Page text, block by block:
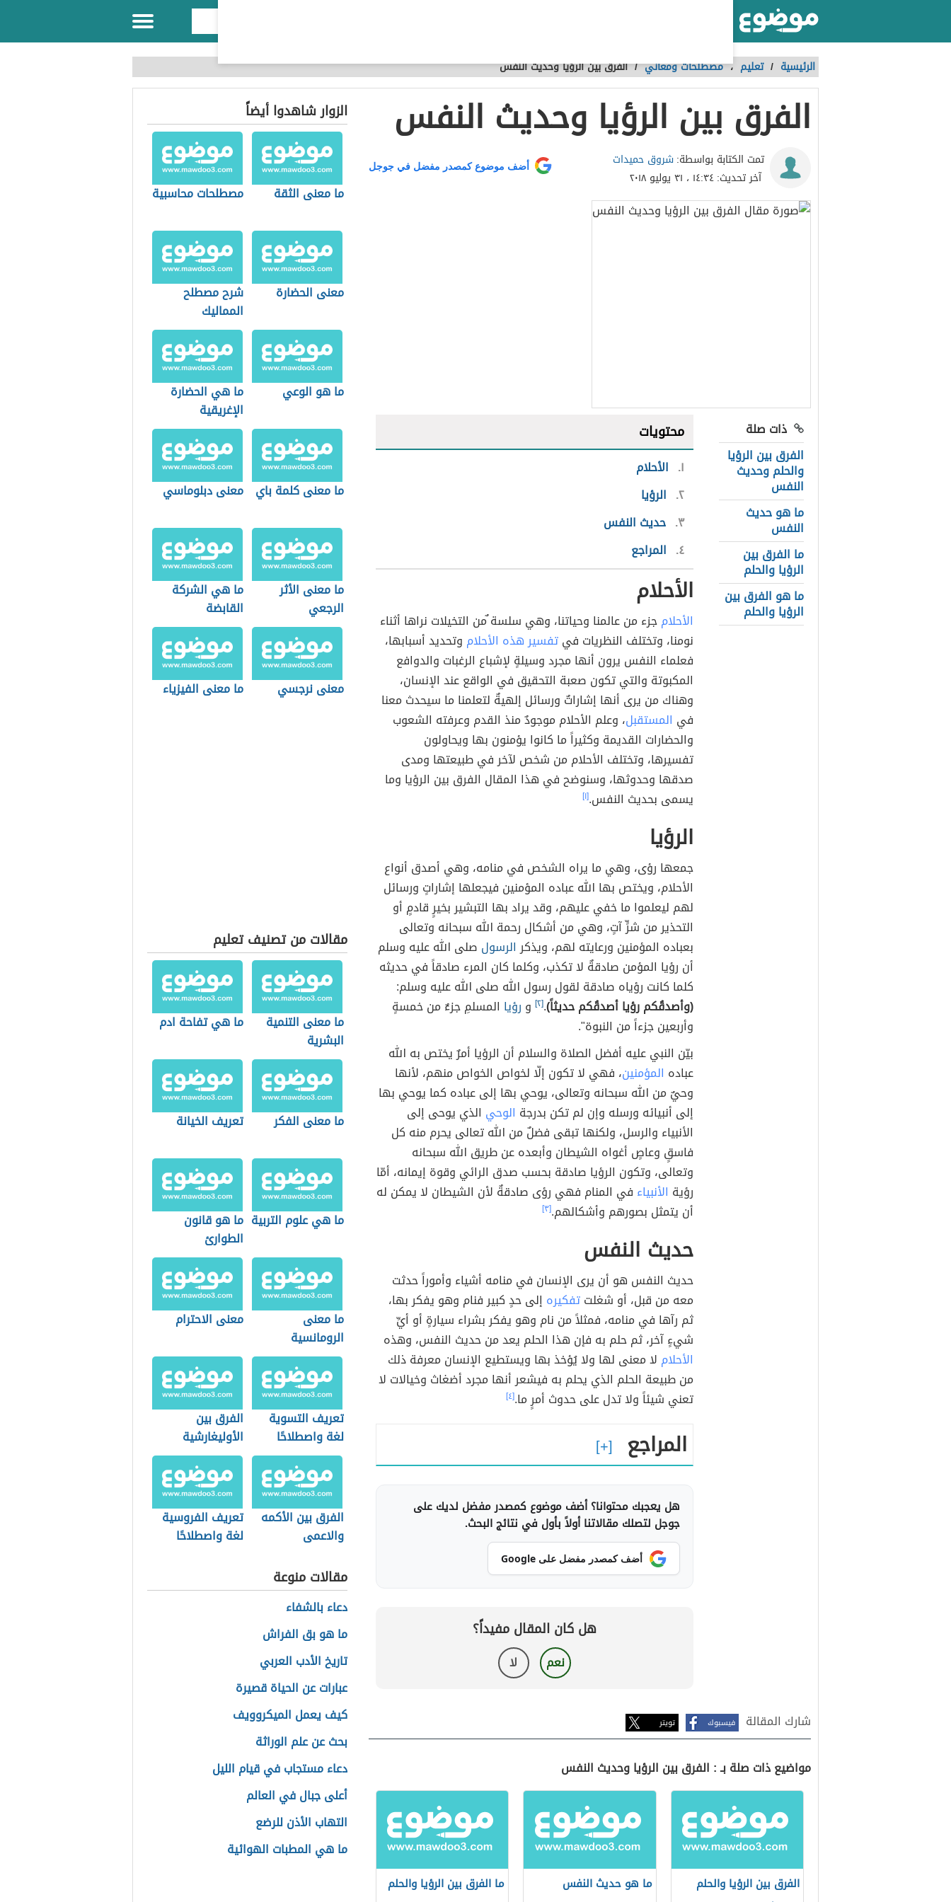
الرئيسية / تعليم ،مصطلحات ومعاني /الفرق بين الرؤيا وحديث النفس
الفرق بين الرؤيا وحديث النفس
تمت الكتابة بواسطة:شروق حميدات
آخر تحديث:١٤:٣٤ ، ٣١ يوليو ٢٠١٨
أضف موضوع كمصدر مفضل في جوجل
ذات صلة
الفرق بين الرؤيا
والحلم وحديث
النفس
ما هو حديث
النفس
ما الفرق بين
الرؤيا والحلم
ما هو الفرق بين
الرؤيا والحلم
محتويات
١ الأحلام
٢ الرؤيا
٣ حديث النفس
٤ المراجع
الأحلام
الأحلامجزء من عالمنا وحياتنا، وهي سلسة ٌمن التخيلات نراها أثناء
نومنا، وتختلف النظريات فيتفسير هذه الأحلام وتحديد أسبابها،
فعلماء النفس يرون أنها مجرد وسيلةٍ لإشباع الرغبات والدوافع
المكبوتة والتي تكون صعبة التحقيق في الواقع عند الإنسان،
وهناك من يرى أنها إشاراتٌ ورسائل إلهيةٌ لتعلمنا ما سيحدث معنا
في المستقبل، وعلم الأحلام موجودٌ منذ القدم وعرفته الشعوب
والحضارات القديمة وكثيراً ما كانوا يؤمنون بها ويحاولون
تفسيرها، وتختلف الأحلام من شخص لآخر في طبيعتها ومدى
صدقها وحدوثها، وسنوضح في هذا المقال الفرق بين الرؤيا وما
يسمى بحديث النفس.[١]
الرؤيا
جمعها رؤى، وهي ما يراه الشخص في منامه، وهي أصدق أنواع
الأحلام، ويختص بها الله عباده المؤمنين فيجعلها إشاراتٍ ورسائل
لهم ليعلموا ما خفي عليهم، وقد يراد بها التبشير بخيرٍ قادمٍ أو
التحذير من شرٍّ آتٍ، وهي من أشكال رحمة الله سبحانه وتعالى
بعباده المؤمنين ورعايته لهم، ويذكرالرسول صلى الله عليه وسلم
أن رؤيا المؤمن صادقةٌ لا تكذب، وكلما كان المرء صادقاً في حديثه
كلما كانت رؤياه صادقة لقول رسول الله صلى الله عليه وسلم:
(وأصدقُكم رؤيا أصدقُكم حديثاً).[٢] و رؤيا المسلمِ جزءٌ من خمسةٍ
وأربعين جزءاً من النبوة".
بيّن النبي عليه أفضل الصلاة والسلام أن الرؤيا أمرٌ يختص به الله
عباده المؤمنين، فهي لا تكون إلّا لخواص الخواص منهم، لأنها
وحيٌ من الله سبحانه وتعالى، يوحي بها إلى عباده كما يوحي بها
إلى أنبيائه ورسله وإن لم تكن بدرجة الوحي الذي يوحى إلى
الأنبياء والرسل، ولكنها تبقى فضلٌ من الله تعالى يحرم منه كل
فاسقٍ وعاصٍ أغواه الشيطان وأبعده عن طريق الله سبحانه
وتعالى، وتكون الرؤيا صادقة بحسب صدق الرائي وقوة إيمانه، أمّا
رؤية الأنبياء في المنام فهي رؤى صادقةٌ لأن الشيطان لا يمكن له
أن يتمثل بصورهم وأشكالهم.[٣]
حديث النفس
حديث النفس هو أن يرى الإنسان في منامه أشياء وأموراً حدثت
معه من قبل، أو شغلتتفكيره إلى حدٍ كبير فنام وهو يفكر بها،
ثم رآها في منامه، فمثلاً من نام وهو يفكر بشراء سيارةٍ أو أيِّ
شيءٍ آخر، ثم حلم به فإن هذا الحلم يعد من حديث النفس، وهذه
الأحلام لا معنى لها ولا يُؤخذ بها ويستطيع الإنسان معرفة ذلك
من طبيعة الحلم الذي يحلم به فيشعر أنها مجرد أضغاث وخيالات لا
تعني شيئاً ولا تدل على حدوث أمرٍ ما.[٤]
المراجع
هل يعجبك محتوانا؟ أضف موضوع كمصدر مفضل لديك على
جوجل لتصلك مقالاتنا أولاً بأول في نتائج البحث.
أضف كمصدر مفضل على Google
هل كان المقال مفيداً؟
نعم لا
شارك المقالة فيسبوك تويتر
مواضيع ذات صلة بـ : الفرق بين الرؤيا وحديث النفس
الفرق بين الرؤيا والحلم
ما هو حديث النفس ما الفرق بين الرؤيا والحلم
الزوار شاهدوا أيضاً
ما معنى الثقة مصطلحات محاسبية
معنى الحضارة
شرح مصطلح
المماليك
ما هو الوعي
ما هي الحضارة
الإغريقية
ما معنى كلمة باي معنى دبلوماسي
ما معنى الأثر
الرجعي
ما هي الشركة
القابضة
معنى نرجسي ما معنى الفيزياء
مقالات من تصنيف تعليم
ما معنى التنمية
البشرية
ما هي تفاحة ادم
ما معنى الفكر تعريف الخيانة
ما هي علوم التربية ما هو قانون
الطوارئ
ما معنى
الرومانسية
معنى الاحترام
تعريف التسوية
لغة واصطلاحًا
الفرق بين
الأوليغارشية
والأرستقراطية
الفرق بين الأكمه
والاعمى
تعريف الفروسية
لغة واصطلاحًا
مقالات منوعة
دعاء بالشفاء
ما هو بق الفراش
تاريخ الأدب العربي
عبارات عن الحياة قصيرة
كيف يعمل الميكروويف
بحث عن علم الوراثة
دعاء مستجاب في قيام الليل
أعلى جبال في العالم
التهاب الأذن للرضع
ما هي المطبات الهوائية